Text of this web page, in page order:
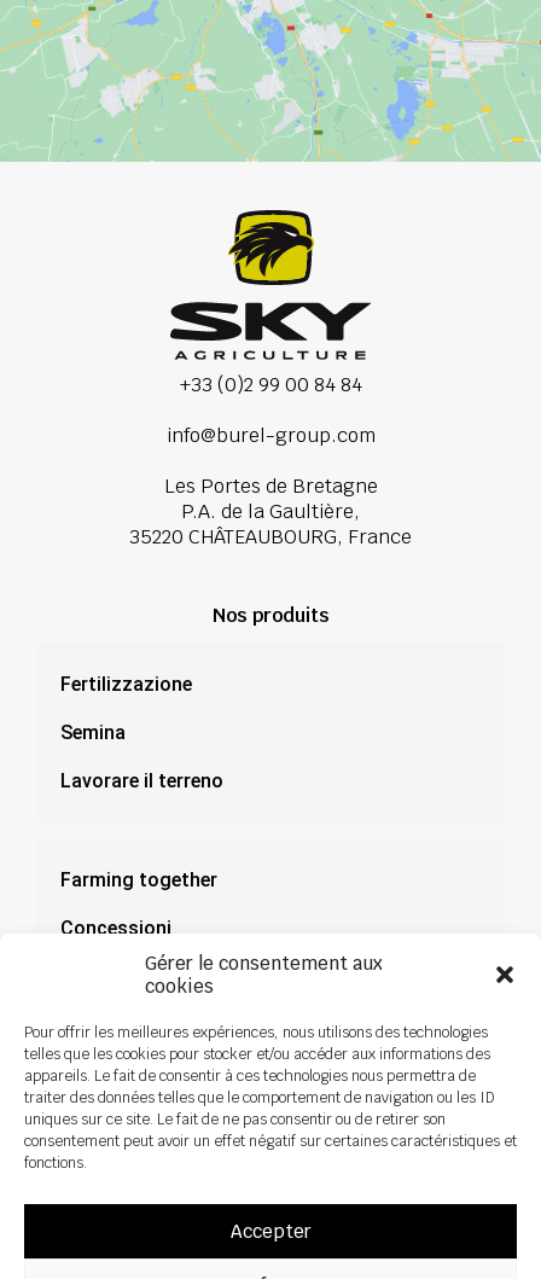
Gérer le consentement aux
cookies
Pour offrir les meilleures expériences, nous utilisons des technologies
telles que les cookies pour stocker et/ou accéder aux informations des
appareils. Le fait de consentir à ces technologies nous permettra de
traiter des données telles que le comportement de navigation ou les ID
uniques sur ce site. Le fait de ne pas consentir ou de retirer son
consentement peut avoir un effet négatif sur certaines caractéristiques et
fonctions.
Accepter
+33 (0)2 99 00 84 84
info@burel-group.com
Les Portes de Bretagne
P.A. de la Gaultière,
35220 CHÂTEAUBOURG, France
Nos produits
Fertilizzazione
Semina
Lavorare il terreno
Farming together
Concessioni
Documentazione
Notizie